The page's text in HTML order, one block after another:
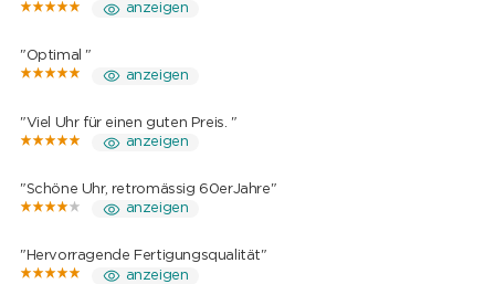
anzeigen
"Optimal "
anzeigen
"Viel Uhr für einen guten Preis. "
anzeigen
"Schöne Uhr, retromässig 60erJahre"
anzeigen
"Hervorragende Fertigungsqualität"
anzeigen